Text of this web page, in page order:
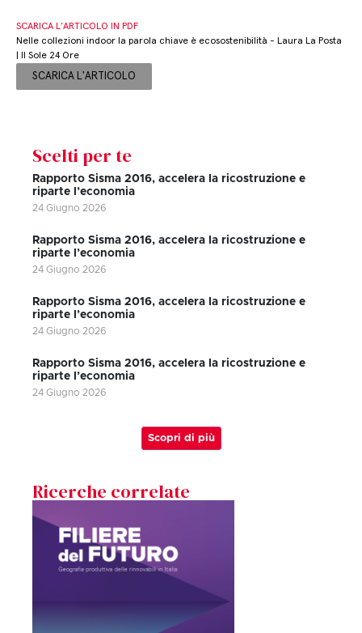
SCARICA L’ARTICOLO IN PDF
Nelle collezioni indoor la parola chiave è ecosostenibilità - Laura La Posta
| Il Sole 24 Ore
SCARICA L'ARTICOLO
Scelti per te
Rapporto Sisma 2016, accelera la ricostruzione e
riparte l’economia
24 Giugno 2026
Rapporto Sisma 2016, accelera la ricostruzione e
riparte l’economia
24 Giugno 2026
Rapporto Sisma 2016, accelera la ricostruzione e
riparte l’economia
24 Giugno 2026
Rapporto Sisma 2016, accelera la ricostruzione e
riparte l’economia
24 Giugno 2026
Scopri di più
Ricerche correlate